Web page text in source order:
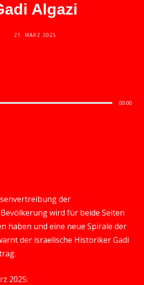
Algazi
21. MÄRZ 2025
00:00
der
wird für beide Seiten
haben und eine neue Spirale der
der israelische Historiker Gadi
2025: